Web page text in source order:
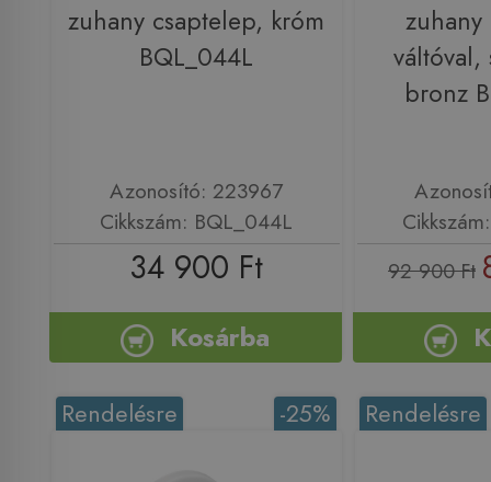
zuhany csaptelep, króm
BQL_044L
Azonosító: 223967
Cikkszám: BQL_044L
34 900 Ft
Kosárba
váltóval,
bronz
92 900 Ft
-25%
Rendelésre Rendelésre